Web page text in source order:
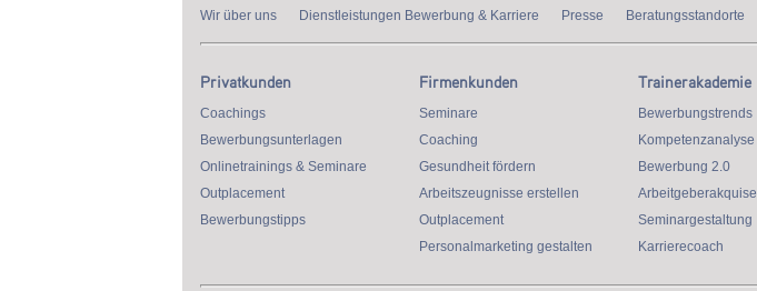
Wir über uns Dienstleistungen Bewerbung & Karriere Presse Beratungsstandorte
Privatkunden
Coachings
Bewerbungsunterlagen
Onlinetrainings & Seminare
Outplacement
Bewerbungstipps
Firmenkunden
Seminare
Coaching
Gesundheit fördern
Arbeitszeugnisse erstellen
Outplacement
Personalmarketing gestalten
Trainerakademie
Bewerbungstrends
Kompetenzanalyse
Bewerbung 2.0
Arbeitgeberakquise
Seminargestaltung
Karrierecoach